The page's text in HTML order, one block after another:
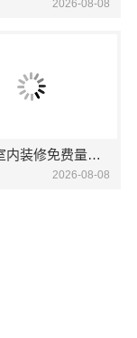
2026-08-08
家门口室内装修免费量房，浙江宜美嘉装饰贴心服务
2026-08-08